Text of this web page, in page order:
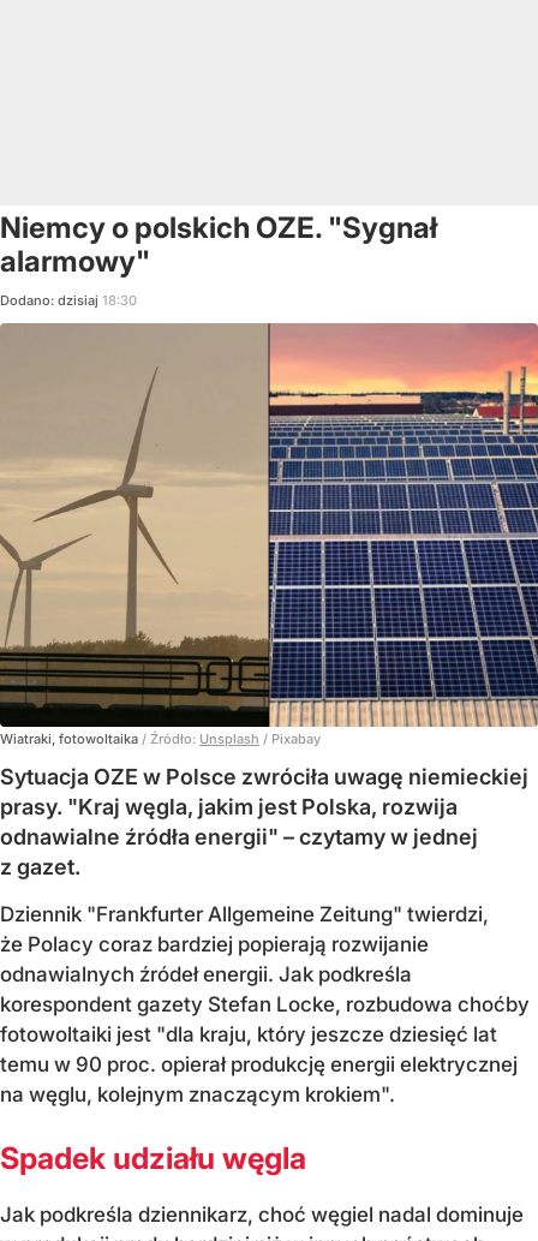
Niemcy o polskich OZE. "Sygnał
alarmowy"
Dodano: dzisiaj 18:30
Wiatraki, fotowoltaika / Źródło: Unsplash / Pixabay
Sytuacja OZE w Polsce zwróciła uwagę niemieckiej
prasy. "Kraj węgla, jakim jest Polska, rozwija
odnawialne źródła energii" – czytamy w jednej
z gazet.
Dziennik "Frankfurter Allgemeine Zeitung" twierdzi,
że Polacy coraz bardziej popierają rozwijanie
odnawialnych źródeł energii. Jak podkreśla
korespondent gazety Stefan Locke, rozbudowa choćby
fotowoltaiki jest "dla kraju, który jeszcze dziesięć lat
temu w 90 proc. opierał produkcję energii elektrycznej
na węglu, kolejnym znaczącym krokiem".
Spadek udziału węgla
Jak podkreśla dziennikarz, choć węgiel nadal dominuje